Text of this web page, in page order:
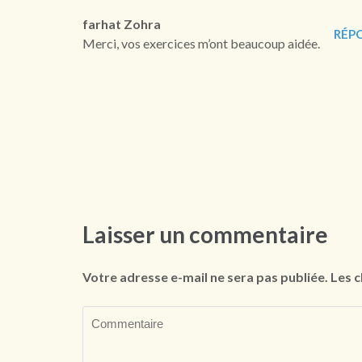
farhat Zohra
Merci, vos exercices m’ont beaucoup aidée.
Laisser un commentaire
Votre adresse e-mail ne sera pas publiée. Les